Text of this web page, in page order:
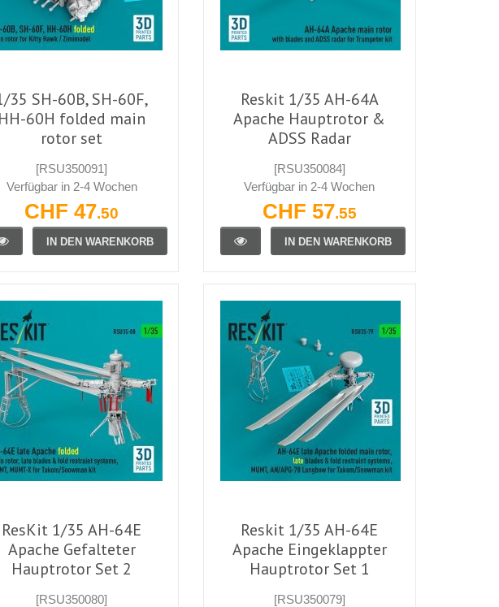
35 SH-60B, SH-60F,
HH-60H folded main
rotor set
[RSU350091]
Verfügbar in 2-4 Wochen
CHF 47.50
IN DEN WARENKORB
Reskit 1/35 AH-64A
Apache Hauptrotor &
ADSS Radar
[RSU350084]
Verfügbar in 2-4 Wochen
CHF 57.55
IN DEN WARENKORB
ResKit 1/35 AH-64E
Apache Gefalteter
Hauptrotor Set 2
[RSU350080]
Reskit 1/35 AH-64E
Apache Eingeklappter
Hauptrotor Set 1
[RSU350079]